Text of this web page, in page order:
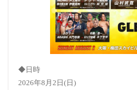
◆日時
2026年8月2日(日)